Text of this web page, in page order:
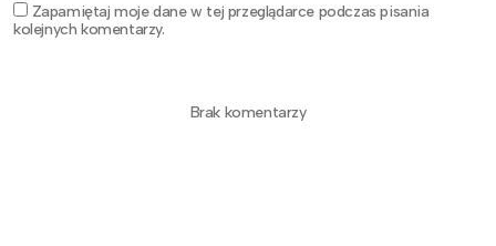
Zapamiętaj moje dane w tej przeglądarce podczas pisania
kolejnych komentarzy.
Brak komentarzy